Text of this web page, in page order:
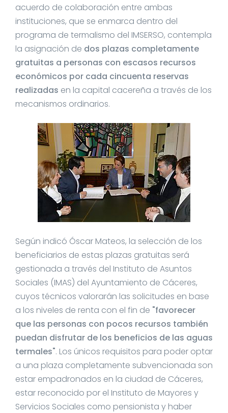
acuerdo de colaboración entre ambas
instituciones, que se enmarca dentro del
programa de termalismo del IMSERSO, contempla
la asignación de dos plazas completamente
gratuitas a personas con escasos recursos
económicos por cada cincuenta reservas
realizadas en la capital cacereña a través de los
mecanismos ordinarios.
Según indicó Óscar Mateos, la selección de los
beneficiarios de estas plazas gratuitas será
gestionada a través del Instituto de Asuntos
Sociales (IMAS) del Ayuntamiento de Cáceres,
cuyos técnicos valorarán las solicitudes en base
a los niveles de renta con el fin de "favorecer
que las personas con pocos recursos también
puedan disfrutar de los beneficios de las aguas
termales". Los únicos requisitos para poder optar
a una plaza completamente subvencionada son
estar empadronados en la ciudad de Cáceres,
estar reconocido por el Instituto de Mayores y
Servicios Sociales como pensionista y haber